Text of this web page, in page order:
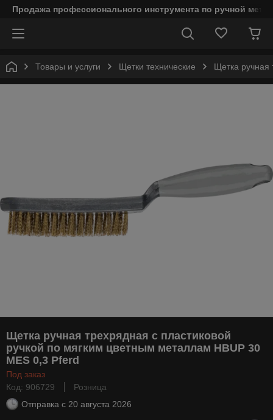
Продажа профессионального инструмента по ручной
Товары и услуги Щетки технические Щетка ручная
Щетка ручная трехрядная с пластиковой
ручкой по мягким цветным металлам HBUP 30
MES 0,3 Pferd
Под заказ
Код: 906729
Розница
Отправка с 20 августа 2026